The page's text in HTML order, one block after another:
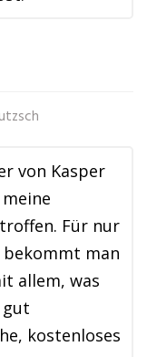
von Kasper
Für nur
man
allem, was
gut
kostenloses